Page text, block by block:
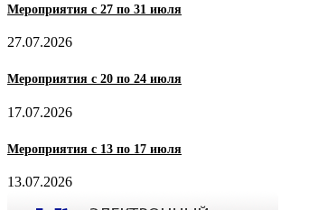
Мероприятия с 27 по 31 июля
27.07.2026
Мероприятия с 20 по 24 июля
17.07.2026
Мероприятия с 13 по 17 июля
13.07.2026